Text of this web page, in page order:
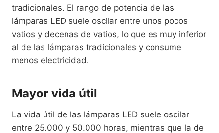
tradicionales. El rango de potencia de las
lámparas LED suele oscilar entre unos pocos
vatios y decenas de vatios, lo que es muy inferior
al de las lámparas tradicionales y consume
menos electricidad.
Mayor vida útil
La vida útil de las lámparas LED suele oscilar
entre 25.000 y 50.000 horas, mientras que la de